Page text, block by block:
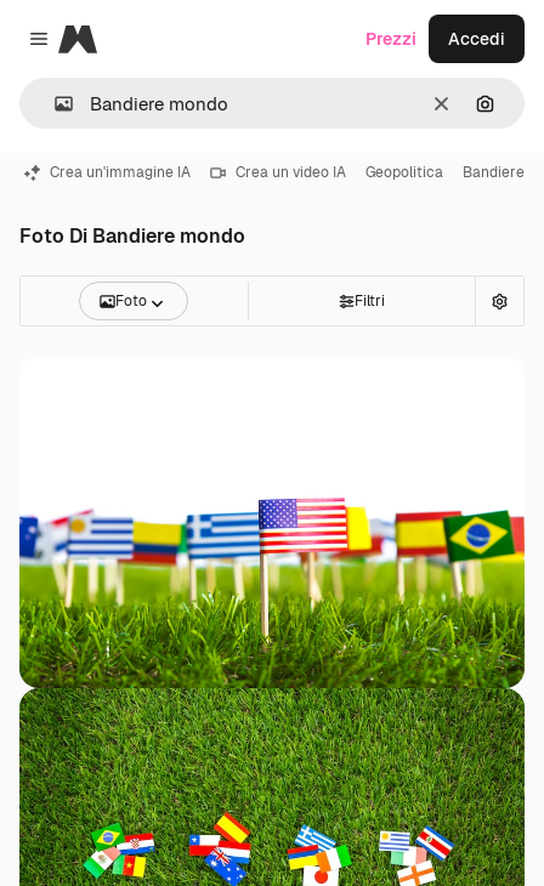
Close menu
Magnific
CancellaCerca
Prezzi Accedi
Crea un'immagine IA Crea un video IA Geopolitica Bandiere
Foto Di Bandiere mondo
Foto Filtri